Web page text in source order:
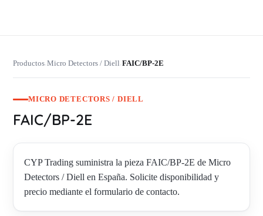
Productos›Micro Detectors / Diell›FAIC/BP-2E
MICRO DETECTORS / DIELL
FAIC/BP-2E
CYP Trading suministra la pieza FAIC/BP-2E de Micro
Detectors / Diell en España. Solicite disponibilidad y
precio mediante el formulario de contacto.